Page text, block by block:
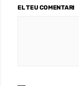
EL TEU COMENTARI